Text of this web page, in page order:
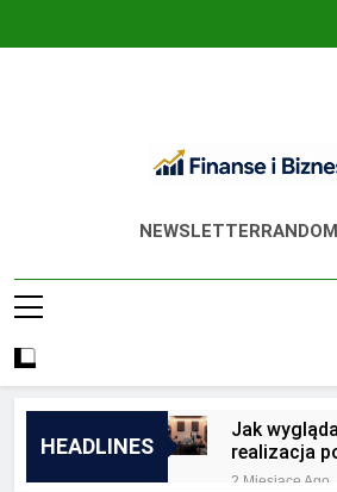
Finanse
Jak Zadbać O
NEWSLETTER
HEADLINES
Jak
realizacja
po kroku?
2 Miesiące Ago